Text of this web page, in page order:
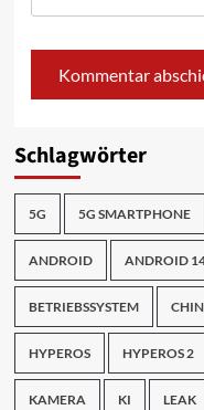
Schlagwörter
5G 5G SMARTPHONE
ANDROID ANDROID
BETRIEBSSYSTEM
HYPEROS HYPEROS 2
KAMERA KI LEAK